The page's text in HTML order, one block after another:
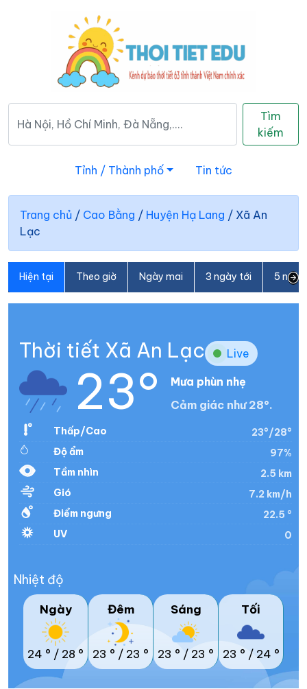
Tìm
kiếm
Tỉnh / Thành phố Tin tức
Trang chủ / Cao Bằng / Huyện Hạ Lang / Xã An
Lạc
Hiện tại Theo giờ Ngày mai 3 ngày tới 5
Thời tiết Xã An Lạc Live
23°
Mưa phùn nhẹ
Cảm giác như 28°.
Thấp/Cao
23°/28°
Độ ẩm
97%
Tầm nhìn
2.5 km
Gió
7.2 km/h
Điểm ngưng
22.5 °
UV
0
Nhiệt độ
Ngày
24 ° / 28 °
Đêm
23 ° / 23 °
Sáng
23 ° / 23 °
Tối
23 ° / 24 °